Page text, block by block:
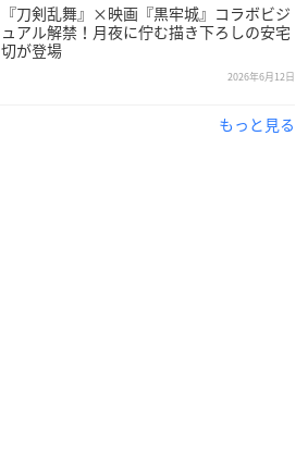
『刀剣乱舞』×映画『黒牢城』コラボビジ
ュアル解禁！月夜に佇む描き下ろしの安宅
切が登場
2026年6月12日
もっと見る